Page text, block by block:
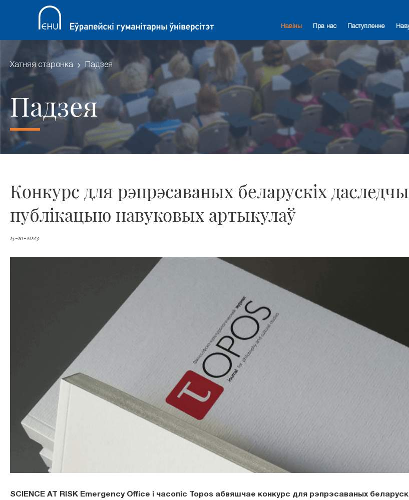
Навіны Пра нас Паступленне
Хатняя старонка Падзея
Падзея
Конкурс для рэпрэсаваных беларускіх
публікацыю навуковых артыкулаў
15-10-2023
SCIENCE AT RISK Emergency Office і часопіс Topos абвяшчае конкурс для рэпрэсаваных